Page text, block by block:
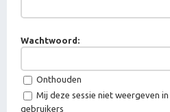
Wachtwoord:
Onthouden
Mij deze sessie niet weergeven
gebruikers